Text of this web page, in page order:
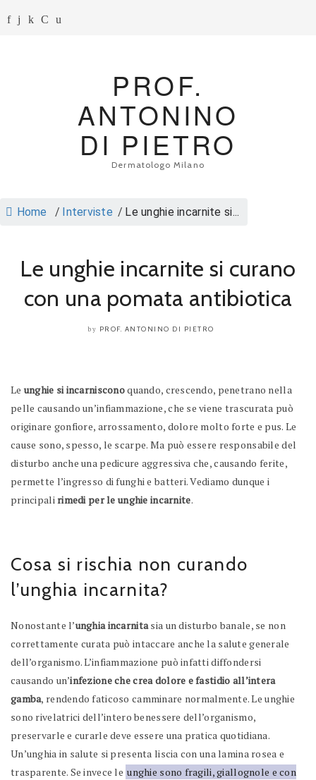
PROF.
ANTONINO
DI PIETRO
Dermatologo Milano
Home / Interviste / Le unghie incarnite si...
Le unghie incarnite si curano
con una pomata antibiotica
by PROF. ANTONINO DI PIETRO
Leunghie si incarnisconoquando, crescendo, penetrano nella
pelle causando un’infiammazione, che se viene trascurata può
originare gonfiore, arrossamento, dolore molto forte e pus. Le
cause sono, spesso, le scarpe. Ma può essere responsabile del
disturbo anche una pedicure aggressiva che, causando ferite,
permette l’ingresso di funghi e batteri. Vediamo dunque i
principalirimedi per le unghie incarnite.
Cosa si rischia non curando
l’unghia incarnita?
Nonostante l’unghia incarnitasia un disturbo banale, se non
correttamente curata può intaccare anche la salute generale
dell’organismo. L’infiammazione può infatti diffondersi
causando un’infezione che crea dolore e fastidio all’intera
gamba, rendendo faticoso camminare normalmente. Le unghie
sono rivelatrici dell’intero benessere dell’organismo,
preservarle e curarle deve essere una pratica quotidiana.
Un’unghia in salute si presenta liscia con una lamina rosea e
trasparente. Se invece le unghie sono fragili, giallognole e con